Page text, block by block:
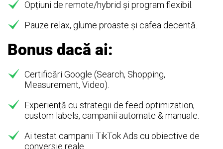
Opțiuni de remote/hybrid și program flexibil.
Pauze relax, glume proaste și cafea decentă.
Bonus dacă ai:
Certificări Google (Search, Shopping,
Measurement, Video).
Experiență cu strategii de feed optimization,
custom labels, campanii automate & manuale.
Ai testat campanii TikTok Ads cu obiective de
conversie reale.